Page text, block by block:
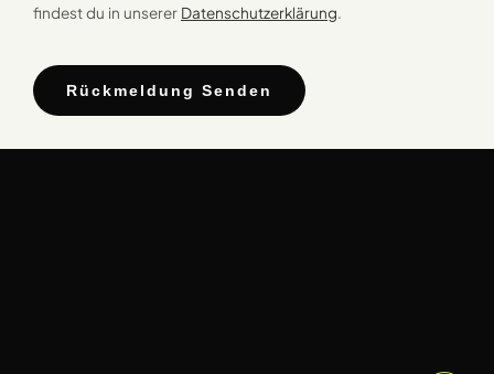
findest du in unserer Datenschutzerklärung.
Rückmeldung Senden